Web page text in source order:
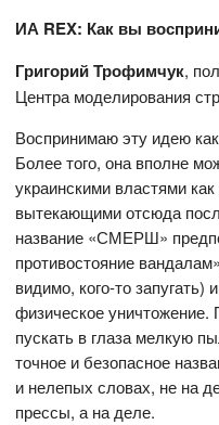
ИА REX: Как вы
Григорий Трофимчук,
Центра моделирования
Воспринимаю эту идею
Более того, она вполне
украинскими властями
вытекающими отсюда
название «СМЕРШ»
противостояние
видимо, кого-то
физическое
пускать в глаза мелкую
точное и безопасное
и нелепых словах, не на
прессы, а на деле.